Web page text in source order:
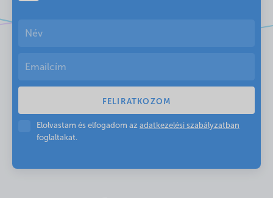
Elolvastam és elfogadom az adatkezelési szabályzatban
foglaltakat.